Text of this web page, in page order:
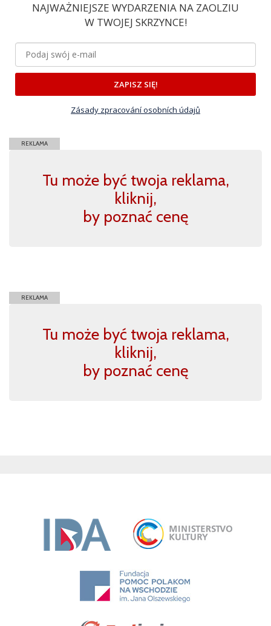
NAJWAŻNIEJSZE WYDARZENIA NA ZAOLZIU
W TWOJEJ SKRZYNCE!
ZAPISZ SIĘ!
Zásady zpracování osobních údajů
REKLAMA
Tu może być twoja reklama,
kliknij,
by poznać cenę
REKLAMA
Tu może być twoja reklama,
kliknij,
by poznać cenę